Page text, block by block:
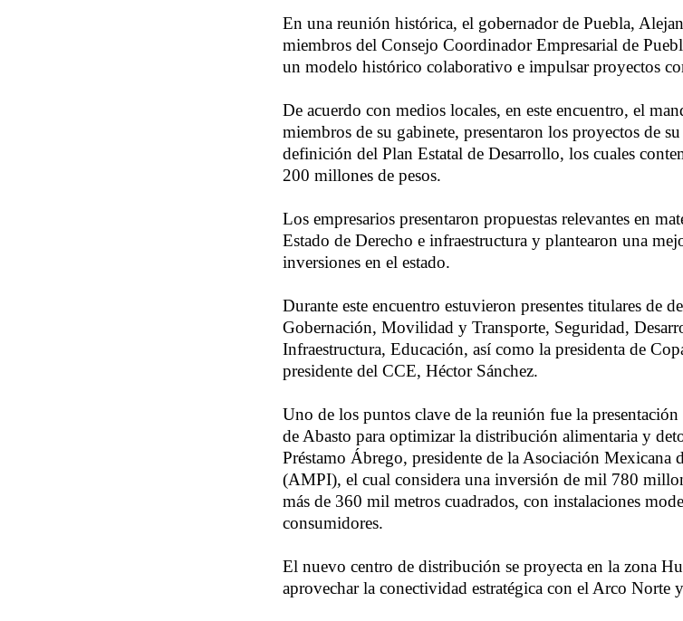
En una reunión histórica, el gobernador de Puebla,
miembros del Consejo Coordinador Empresarial de
un modelo histórico colaborativo e impulsar proyectos
De acuerdo con medios locales, en este encuentro, el
miembros de su gabinete, presentaron los proyectos de
definición del Plan Estatal de Desarrollo, los cuales
200 millones de pesos.
Los empresarios presentaron propuestas relevantes en
Estado de Derecho e infraestructura y plantearon una
inversiones en el estado.
Durante este encuentro estuvieron presentes titulares de
Gobernación, Movilidad y Transporte, Seguridad,
Infraestructura, Educación, así como la presidenta de
presidente del CCE, Héctor Sánchez.
Uno de los puntos clave de la reunión fue la
de Abasto para optimizar la distribución alimentaria y
Préstamo Ábrego, presidente de la Asociación Mexicana
(AMPI), el cual considera una inversión de mil 780
más de 360 mil metros cuadrados, con instalaciones
consumidores.
El nuevo centro de distribución se proyecta en la zona
aprovechar la conectividad estratégica con el Arco Norte